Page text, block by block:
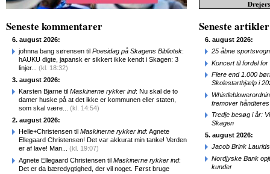
Seneste kommentarer
6. august 2026:
johnna bang sørensen til Poesidag på Skagens Bibliotek:
hAUKU digte, japansk er sikkert ikke kendt i Skagen: 3
linjer... (kl. 18:32)
3. august 2026:
Karsten Bjarne til Maskinerne rykker ind: Nu skal de to
damer huske på at det ikke er kommunen eller staten,
som skal være... (kl. 14:54)
2. august 2026:
Helle+Christensen til Maskinerne rykker ind: Agnete
Ellegaard Christensen! Det var akkurat min tanke! Verden
er af lave! Man... (kl. 19:07)
Agnete Ellegaard Christensen til Maskinerne rykker ind:
Det er da bæredygtighed, der vil noget. Først bruge
Seneste artikler
6. august 2026:
25 åbne
Koncert til fordel
Flere end 1.000
Skolestarthjælp i
fremover
Tredje besøg i år:
Skagen
5. august 2026:
Jacob Brink
Nordjyske Bank
kunder